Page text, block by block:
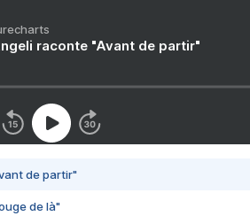
raconte "Avant de partir"
de partir"
de là"